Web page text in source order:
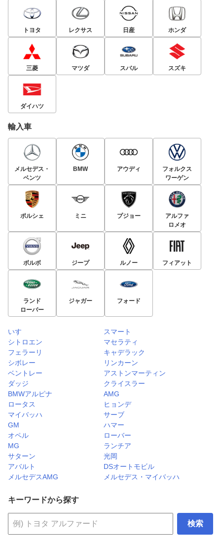
トヨタ レクサス 日産 ホンダ
三菱 マツダ スバル スズキ
ダイハツ
輸入車
メルセデス・
ベンツ
BMW アウディ
フォルクス
ワーゲン
ポルシェ ミニ プジョー
アルファ
ロメオ
ボルボ ジープ ルノー フィアット
ランド
ローバー
ジャガー フォード
いすゞ
スマート
シトロエン
マセラティ
フェラーリ
キャデラック
シボレー
リンカーン
ベントレー
アストンマーティン
ダッジ
クライスラー
BMWアルピナ
AMG
ロータス
ヒョンデ
マイバッハ
サーブ
GM
ハマー
オペル
ローバー
MG
ランチア
サターン
光岡
アバルト
DSオートモビル
メルセデスAMG
メルセデス・マイバッハ
キーワードから探す
検索